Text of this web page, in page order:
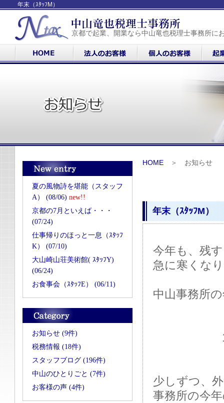
年末（ｽﾀｯﾌM）
京都で起業、開業なら中山竜也税理士事務所に
夏の風物詩を堪能（スタッフ
A） (08/06) new!!
京都の7月といえば・・・
(07/24)
仕事帰りのほっと一息（ｽﾀｯﾌ
K） (07/10)
大山崎山荘美術館( ｽﾀｯﾌY)
(06/24)
お食事会（ｽﾀｯﾌE） (06/11)
お知らせ (9件)
税務情報 (18件)
スタッフブログ (196件)
中山のひとりごと (7件)
お客様の声 (4件)
HOME ＞ お知らせ
年末（ｽﾀｯﾌM）
今年も、残
急に寒くな
中山事務所
12月28
少しずつ、
事務所の今